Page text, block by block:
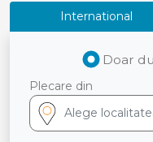
International
Doar
Plecare din